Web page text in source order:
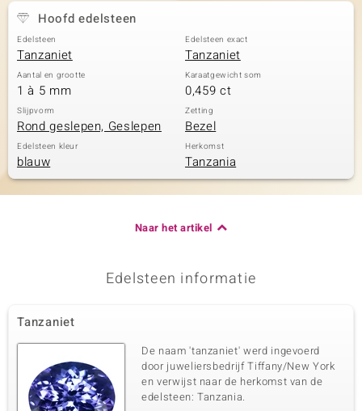
Hoofd edelsteen
Edelsteen
Tanzaniet
Edelsteen exact
Tanzaniet
Aantal en grootte
1 à 5 mm
Karaatgewicht som
0,459 ct
Slijpvorm
Rond geslepen, Geslepen
Zetting
Bezel
Edelsteen kleur
blauw
Herkomst
Tanzania
Naar het artikel
Edelsteen informatie
Tanzaniet
De naam 'tanzaniet' werd ingevoerd
door juweliersbedrijf Tiffany/New York
en verwijst naar de herkomst van de
edelsteen: Tanzania.